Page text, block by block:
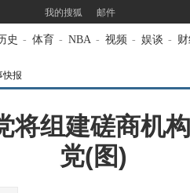
我的搜狐 邮件
史 - 体育 - NBA - 视频 - 娱谈 -
快报
将组建磋商机
党(图)